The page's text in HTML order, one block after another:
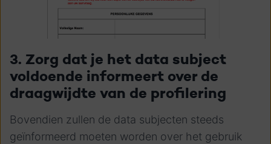
3. Zorg dat je het data subject
voldoende informeert over de
draagwijdte van de profilering
Bovendien zullen de data subjecten steeds
geïnformeerd moeten worden over het gebruik